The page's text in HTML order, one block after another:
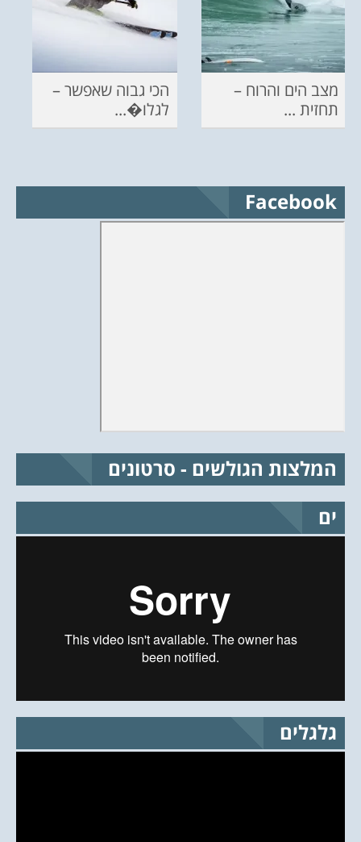
מצב הים והרוח –
תחזית ...
הכי גבוה שאפשר –
לגלו�...
Facebook
המלצות הגולשים - סרטונים
ים
גלגלים